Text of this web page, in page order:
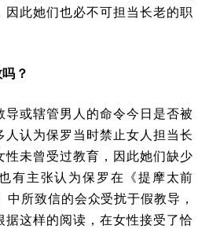
因此她们也必不可担当长老的职
？
或辖管男人的命令今日是否被
认为保罗当时禁止女人担当长
性未曾受过教育，因此她们缺少
有主张认为保罗在《提摩太前
所致信的会众受扰于假教导，
据这样的阅读，在女性接受了恰